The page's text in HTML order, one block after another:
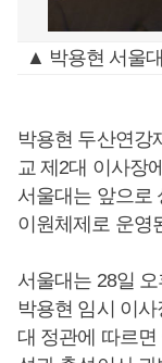
▲ 박용현 서울
박용현 두산연강
교 제2대 이사장
서울대는 앞으로
이원체제로 운영
서울대는 28일
박용현 임시 이
대 정관에 따르